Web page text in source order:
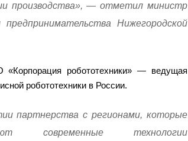
производства», — отметил министр
Нижегородской
робототехники» — ведущая
робототехники в России.
партнерства с регионами, которые
современные технологии